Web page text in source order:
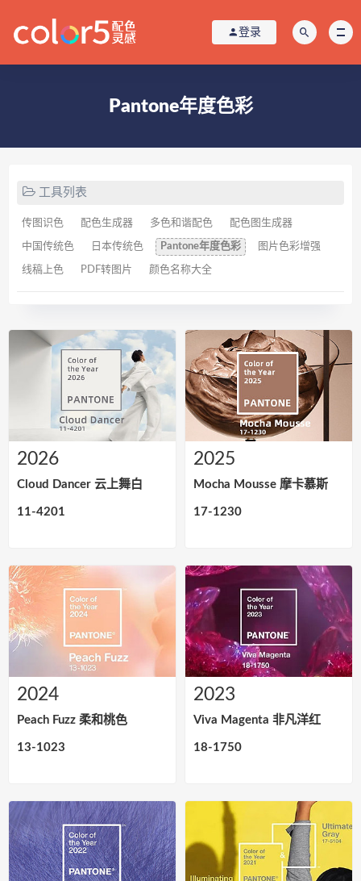
登录
Pantone年度色彩
工具列表
传图识色 配色生成器 多色和谐配色 配色图生成器
中国传统色 日本传统色 Pantone年度色彩 图片色彩增强
线稿上色 PDF转图片 颜色名称大全
2026
Cloud Dancer 云上舞白
11-4201
2025
Mocha Mousse 摩卡慕斯
17-1230
2024
Peach Fuzz 柔和桃色
13-1023
2023
Viva Magenta 非凡洋红
18-1750